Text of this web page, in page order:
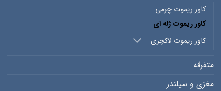
کاور ریموت چرمی
کاور ریموت ژله ای
کاور ریموت لاکچری
متفرقه
مغزی و سیلندر